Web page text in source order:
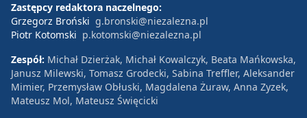
Zastępcy redaktora naczelnego:
Grzegorz Broński g.bronski@niezalezna.pl
Piotr Kotomski p.kotomski@niezalezna.pl
Zespół: Michał Dzierżak, Michał Kowalczyk, Beata Mańkowska,
Janusz Milewski, Tomasz Grodecki, Sabina Treffler, Aleksander
Mimier, Przemysław Obłuski, Magdalena Żuraw, Anna Zyzek,
Mateusz Mol, Mateusz Święcicki